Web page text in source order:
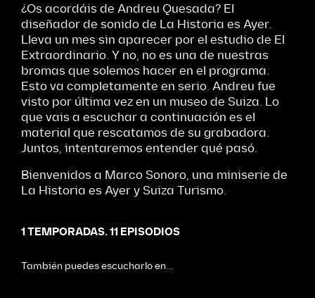
¿Os acordáis de Andreu Quesada? El
diseñador de sonido de La Historia es Ayer.
Lleva un mes sin aparecer por el estudio de El
Extraordinario. Y no, no es una de nuestras
bromas que solemos hacer en el programa.
Esto va completamente en serio. Andreu fue
visto por última vez en un museo de Suiza. Lo
que vais a escuchar a continuación es el
material que rescatamos de su grabadora.
Juntos, intentaremos entender qué pasó.
Bienvenidos a Marco Sonoro, una miniserie de
La Historia es Ayer y Suiza Turismo.
1TEMPORADAS.11 EPISODIOS
También puedes escucharlo en…